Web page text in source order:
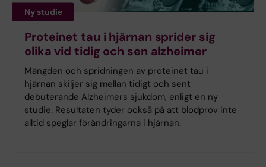
Ny studie
Proteinet tau i hjärnan sprider sig
olika vid tidig och sen alzheimer
Mängden och spridningen av proteinet tau i
hjärnan skiljer sig mellan tidigt och sent
debuterande Alzheimers sjukdom, enligt en ny
studie. Resultaten tyder också på att blodprov inte
alltid speglar förändringarna i hjärnan.